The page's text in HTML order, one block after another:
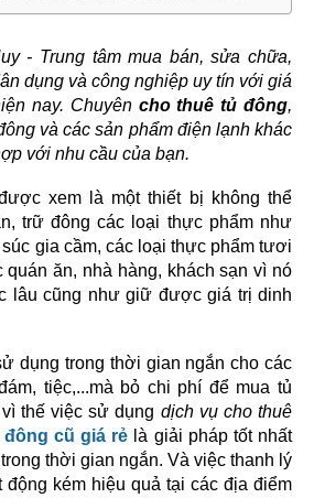
- Trung tâm mua bán, sửa chữa,
dụng và công nghiệp uy tín với giá
nay. Chuyên cho thuê tủ đông,
và các sản phẩm điện lạnh khác
với nhu cầu của bạn.
xem là một thiết bị không thể
trữ đông các loại thực phẩm như
gia cầm, các loại thực phẩm tươi
quán ăn, nhà hàng, khách sạn vì nó
lâu cũng như giữ được giá trị dinh
dụng trong thời gian ngắn cho các
tiệc,...mà bỏ chi phí để mua tủ
thế việc sử dụng dịch vụ cho thuê
đông cũ giá rẻ là giải pháp tốt nhất
thời gian ngắn. Và việc thanh lý
động kém hiệu quả tại các địa điểm